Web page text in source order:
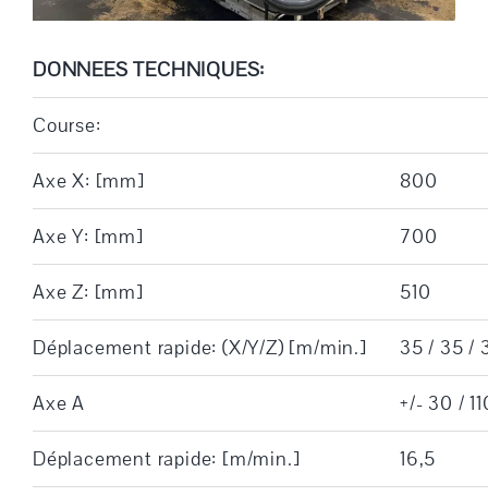
DONNEES TECHNIQUES:
Course:
Axe X: [mm] 800
Axe Y: [mm] 700
Axe Z: [mm] 510
Déplacement rapide: (X/Y/Z) [m/min.] 35 / 35 /
Axe A +/- 30 /
Déplacement rapide: [m/min.] 16,5